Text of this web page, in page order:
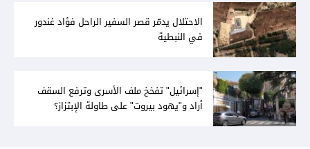
الاحتلال يدمّر قصر السفير الراحل فؤاد غندور
في النبطية
"إسرائيل" تفخخ ملف الأسرى وترفع السقف
أراد و"يهود بيروت" على طاولة الإبتزاز؟